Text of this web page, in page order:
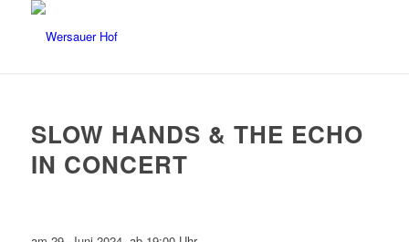
SLOW HANDS & THE ECHO
IN CONCERT